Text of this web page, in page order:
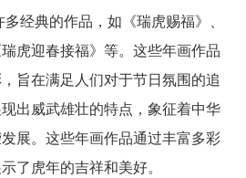
经典的作品，如《瑞虎赐福》、
虎迎春接福》等。这些年画作品
旨在满足人们对于节日氛围的追
出威武雄壮的特点，象征着中华
展。这些年画作品通过丰富多彩
了虎年的吉祥和美好。